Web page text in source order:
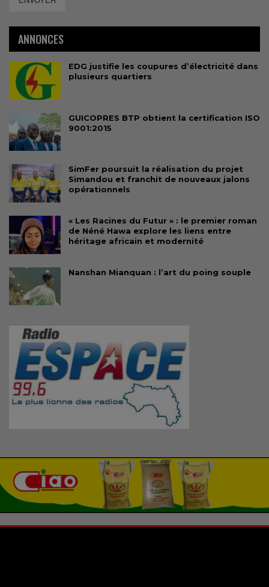
ANNONCES
EDG justifie les coupures d’électricité dans
plusieurs quartiers
GUICOPRES BTP obtient la certification ISO
9001:2015
SimFer poursuit la réalisation du projet
Simandou et franchit de nouveaux jalons
opérationnels
« Les Racines du Futur » : le premier roman
de Néné Hawa explore les liens entre
héritage africain et modernité
Nanshan Mianquan : l’art du poing souple